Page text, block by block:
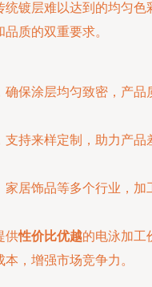
统镀层难以达到的均匀色
质的双重要求。
确保涂层均匀致密，产品
支持来样定制，助力产品
家居饰品等多个行业，加
供性价比优越的电泳加工
，增强市场竞争力。